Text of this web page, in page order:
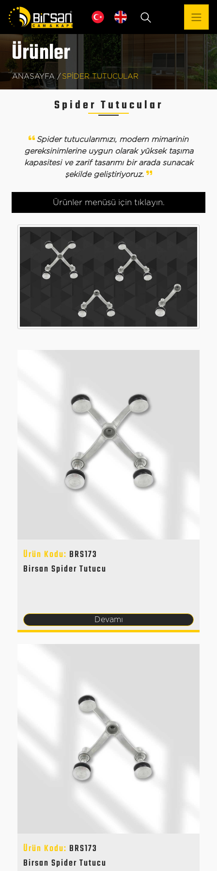
Ürünler
ANASAYFA / SPIDER TUTUCULAR
Spider Tutucular
Spider tutucularımızı, modern mimarinin
gereksinimlerine uygun olarak yüksek taşıma
kapasitesi ve zarif tasarımı bir arada sunacak
şekilde geliştiriyoruz.
Toggle navigation
Ürünler menüsü için tıklayın.
Ürün Kodu: BRS173
Birsan Spider Tutucu
Devamı
Ürün Kodu: BRS173
Birsan Spider Tutucu